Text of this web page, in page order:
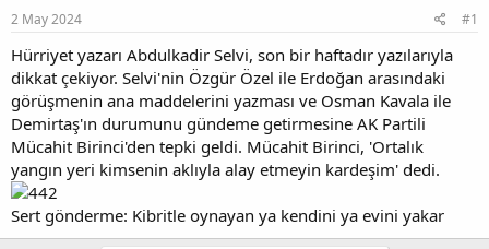
u
b
a
ş
l
a
t
a
n
g
ç
t
a
r
i
h
i
2 May 2024 #1
Hürriyet yazarı Abdulkadir Selvi, son bir haftadır yazılarıyla
dikkat çekiyor. Selvi'nin Özgür Özel ile Erdoğan arasındaki
görüşmenin ana maddelerini yazması ve Osman Kavala ile
Demirtaş'ın durumunu gündeme getirmesine AK Partili
Mücahit Birinci'den tepki geldi. Mücahit Birinci, 'Ortalık
yangın yeri kimsenin aklıyla alay etmeyin kardeşim' dedi.
Sert gönderme: Kibritle oynayan ya kendini ya evini yakar